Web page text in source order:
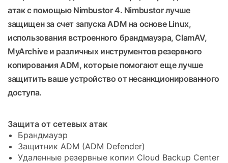
атак с помощью Nimbustor 4. Nimbustor лучше
защищен за счет запуска ADM на основе Linux,
использования встроенного брандмауэра, ClamAV,
MyArchive и различных инструментов резервного
копирования ADM, которые помогают еще лучше
защитить ваше устройство от несанкционированного
доступа.
Защита от сетевых атак
Брандмауэр
Защитник ADM (ADM Defender)
Удаленные резервные копии Cloud Backup Center